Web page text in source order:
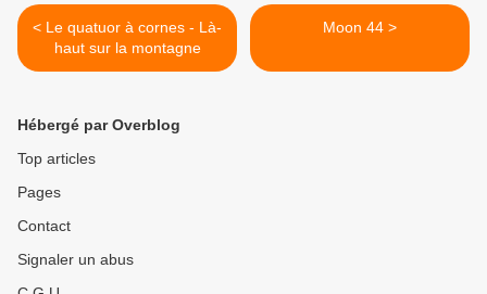
< Le quatuor à cornes - Là-
haut sur la montagne
Moon 44 >
Hébergé par Overblog
Top articles
Pages
Contact
Signaler un abus